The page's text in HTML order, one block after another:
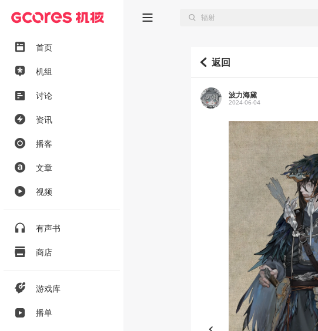
首页
机组
讨论
资讯
播客
文章
视频
有声书
商店
游戏库
播单
返回
波力海黛
2024-06-04